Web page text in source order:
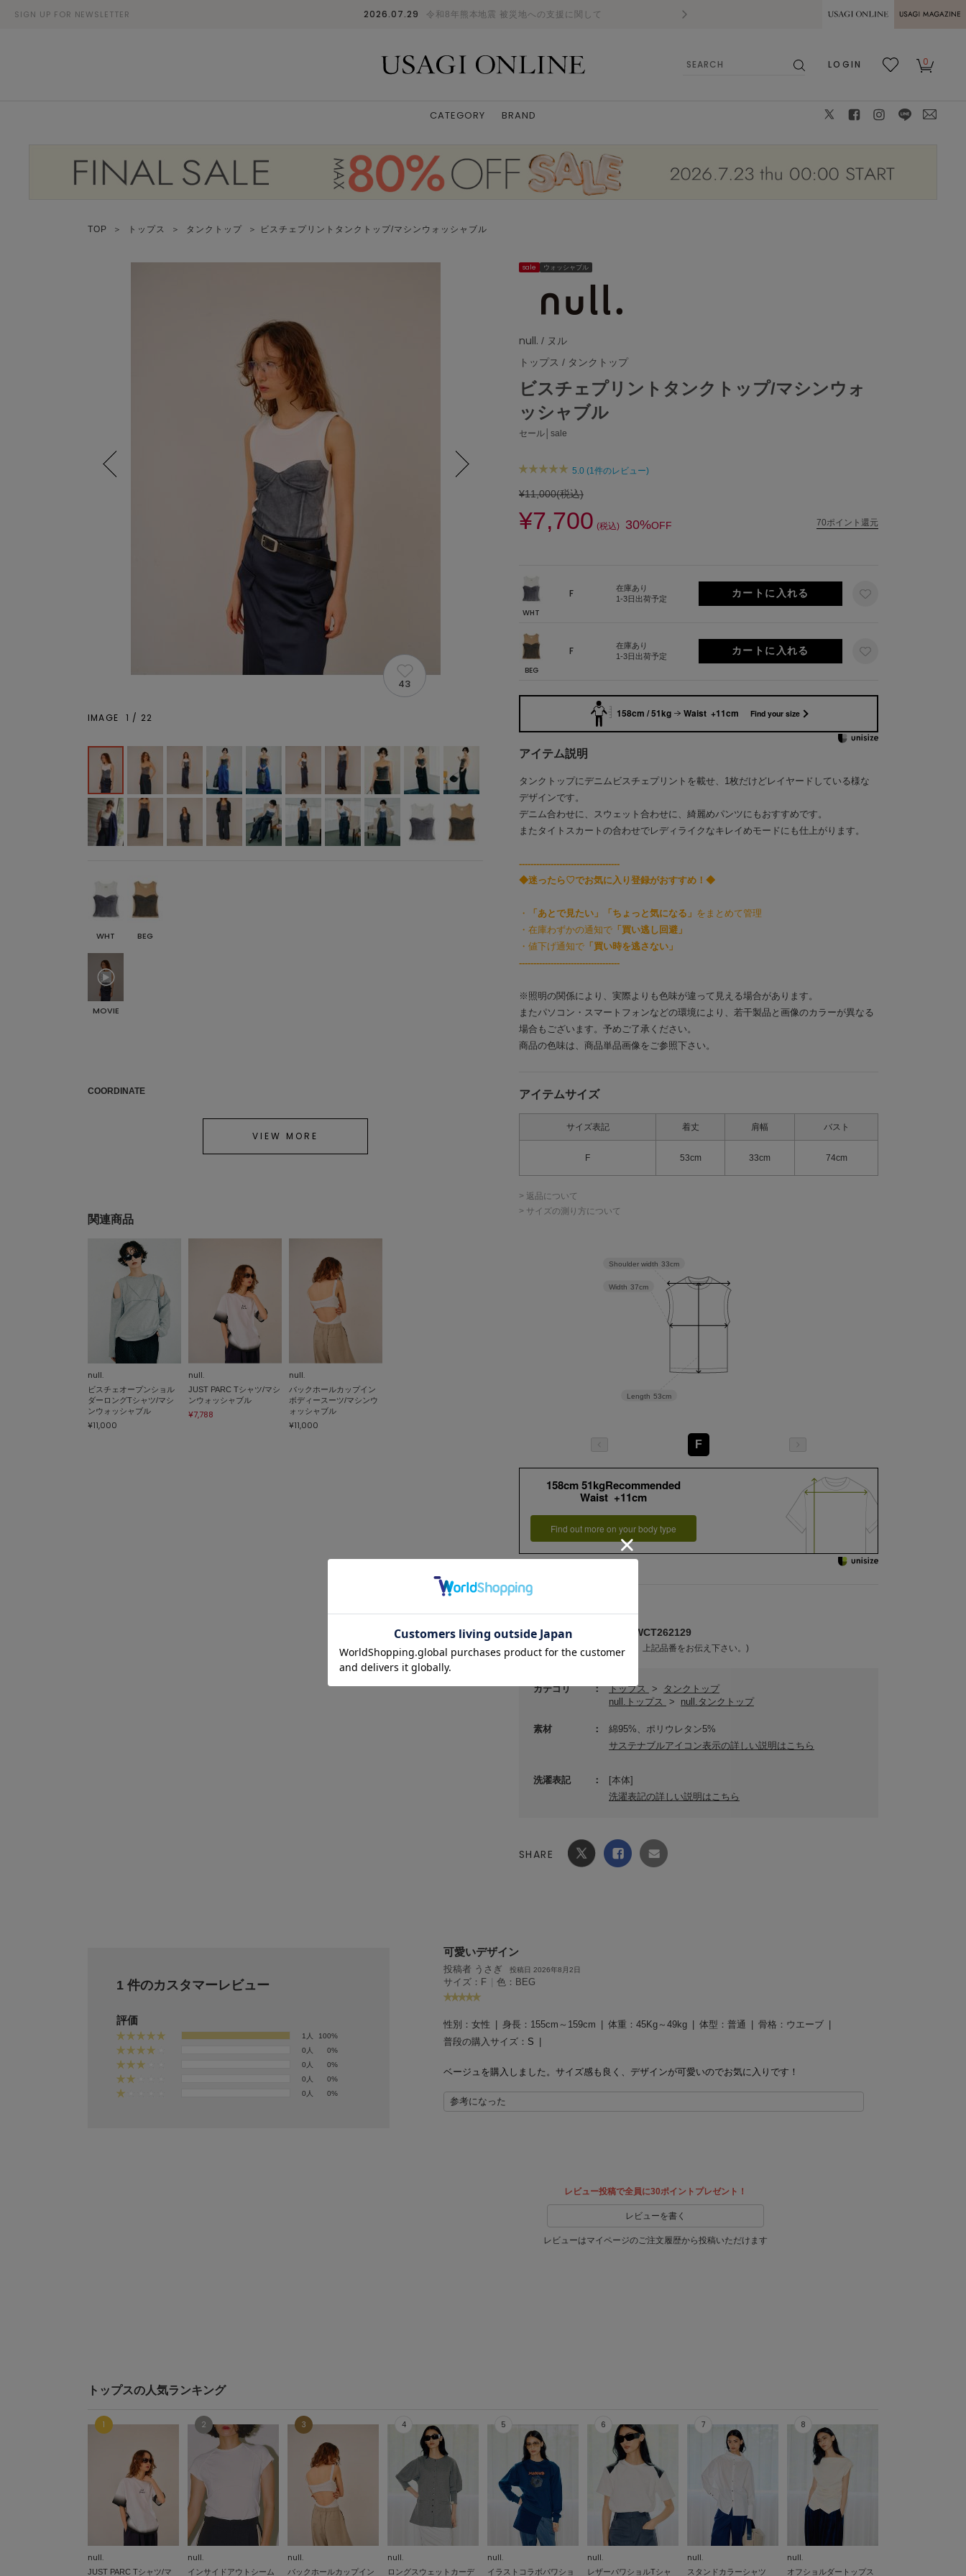
SIGN UP FOR NEWSLETTER 2026.07.29 令和8年熊本地震 被災地への支援に関して 熊本県熊本地方を震源とする地震の影響に
MAGAZINE
LOGIN
0
CATEGORY BRAND
TOP ＞ トップス ＞ タンクトップ ＞ ビスチェプリントタンクトップ/マシンウォッシャブル
sale ウォッシャブル
null. / ヌル
トップス / タンクトップ
ビスチェプリントタンクトップ/マシンウォ
ッシャブル
セール│sale
5.0 (1件のレビュー)
¥11,000(税込)
¥7,700 (税込) 30%OFF 70ポイント還元
WHT
F
在庫あり
1-3日出荷予定
BEG
F
在庫あり
1-3日出荷予定
158cm / 51kg Waist +11cm Find your size
アイテム説明
タンクトップにデニムビスチェプリントを載せ、1枚だけどレイヤードしている様な
デザインです。
デニム合わせに、スウェット合わせに、綺麗めパンツにもおすすめです。
またタイトスカートの合わせでレディライクなキレイめモードにも仕上がります。
-----------------------------------
◆迷ったら♡でお気に入り登録がおすすめ！◆
・ 「あとで見たい」「ちょっと気になる」 をまとめて管理
・在庫わずかの通知で 「買い逃し回避」
・値下げ通知で 「買い時を逃さない」
-----------------------------------
※照明の関係により、実際よりも色味が違って見える場合があります。
またパソコン・スマートフォンなどの環境により、若干製品と画像のカラーが異なる
場合もございます。予めご了承ください。
商品の色味は、商品単品画像をご参照下さい。
アイテムサイズ
サイズ表記 着丈 肩幅 バスト
F 53cm 33cm 74cm
> 返品について
> サイズの測り方について
Length 53cm
Width 37cm
Shoulder width 33cm
F
158cm 51kgRecommended
Waist +11cm
Find out more on your body type
メーカー品番 ： 153WCT262129
(店舗でお問い合わせの際には、上記品番をお伝え下さい。)
カテゴリ トップス >
タンクトップ
null.トップス
> null.タンクトップ
素材
綿95%、ポリウレタン5%
サステナブルアイコン表示の詳しい説明はこちら
洗濯表記
[本体]
洗濯表記の詳しい説明はこちら
SHARE
43
IMAGE 1 / 22
WHT BEG
MOVIE
COORDINATE
VIEW MORE
関連商品
null.
ビスチェオープンショル
ダーロングTシャツ/マシ
ンウォッシャブル
¥11,000
null.
JUST PARC Tシャツ/マシ
ンウォッシャブル
¥7,788
null.
バックホールカップイン
ボディースーツ/マシンウ
ォッシャブル
¥11,000
1 件のカスタマーレビュー
評価
1人
100%
0人
0%
0人
0%
0人
0%
0人
0%
可愛いデザイン
投稿者 うさぎ 投稿日 2026年8月2日
サイズ：F | 色：BEG
性別： 女性 身長： 155cm～159cm 体重： 45Kg～49kg 体型： 普通 骨格： ウエーブ
普段の購入サイズ： S
ベージュを購入しました。 サイズ感も良く、デザインが可愛いのでお気に入りです！
参考になった
レビュー投稿で全員に30ポイントプレゼント！
レビューを書く
レビューはマイページのご注文履歴から投稿いただけます
トップスの人気ランキング
null.
JUST PARC Tシャツ/マ
null.
インサイドアウトシーム
null.
バックホールカップイン
null.
ロングスウェットカーデ
null.
イラストコラボパワショ
null.
レザーパワショルTシャ
null.
スタンドカラーシャツ
null.
オフショルダートップス